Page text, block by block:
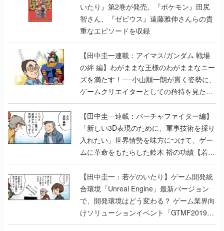
いたり』第2巻が発売。『ポケモン』田尻
智さん、『ゼビウス』遠藤雅伸さんらの貴
重なエピソードを収録
【田中圭一連載：アイマス/ガンダム 戦場
の絆 編】わがままな王様のわがままなニー
ズを満たす！──小山順一朗が貫く姿勢に、
ゲームクリエイターとしての矜持を見た
【若ゲのいたり最終回】
【田中圭一連載：バーチャファイター編】
「新しい3D表現のために、軍事技術を採り
入れたい」世界情勢を味方につけて、ゲー
ムに革命をもたらした鈴木 裕の功績【若ゲ
のいたり】
【田中圭一：若ゲのいたり】ゲーム開発統
合環境「Unreal Engine」最新バージョン
で、開発環境はどう変わる？ ゲーム業界向
けソリューションイベント「GTMF2019」
に行って、より理解を深めよう【PR】